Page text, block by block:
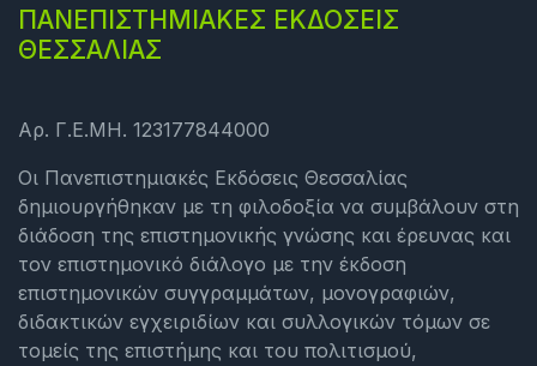
ΠΑΝΕΠΙΣΤΗΜΙΑΚΕΣ ΕΚΔΟΣΕΙΣ
ΘΕΣΣΑΛΙΑΣ
Αρ. Γ.Ε.ΜΗ. 123177844000
Οι Πανεπιστημιακές Εκδόσεις Θεσσαλίας
δημιουργήθηκαν με τη φιλοδοξία να συμβάλουν στη
διάδοση της επιστημονικής γνώσης και έρευνας και
τον επιστημονικό διάλογο με την έκδοση
επιστημονικών συγγραμμάτων, μονογραφιών,
διδακτικών εγχειριδίων και συλλογικών τόμων σε
τομείς της επιστήμης και του πολιτισμού,